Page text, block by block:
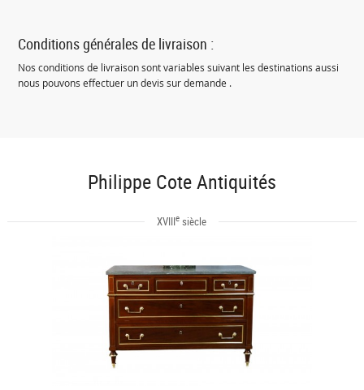
Conditions générales de livraison :
Nos conditions de livraison sont variables suivant les destinations aussi
nous pouvons effectuer un devis sur demande .
Philippe Cote Antiquités
XVIIIe siècle